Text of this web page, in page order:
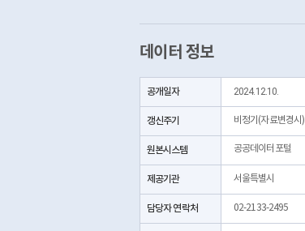
데이터 정보
공개일자 2024.12.10.
갱신주기 비정기(자료변경시)
원본시스템 공공데이터포털
제공기관 서울특별시
담당자 연락처 02-2133-2495